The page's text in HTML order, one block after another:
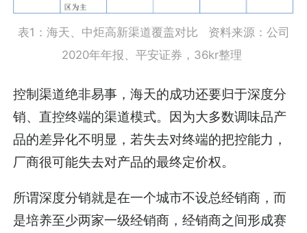
表1：海天、中炬高新渠道覆盖对比 资料来源：公司
2020年年报、平安证券，36kr整理
控制渠道绝非易事，海天的成功还要归于深度分
销、直控终端的渠道模式。因为大多数调味品产
品的差异化不明显，若失去对终端的把控能力，
厂商很可能失去对产品的最终定价权。
所谓深度分销就是在一个城市不设总经销商，而
是培养至少两家一级经销商，经销商之间形成赛